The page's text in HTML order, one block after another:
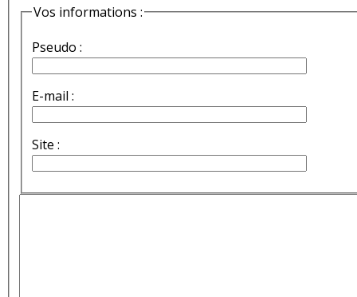
Vos informations :
Pseudo :
E-mail :
Site :